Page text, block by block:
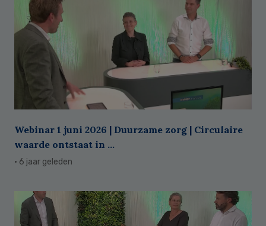
Webinar 1 juni 2026 | Duurzame zorg | Circulaire
waarde ontstaat in ...
· 6 jaar geleden